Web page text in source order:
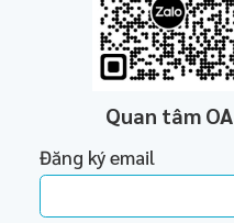
Quan tâm OA
Đăng ký email